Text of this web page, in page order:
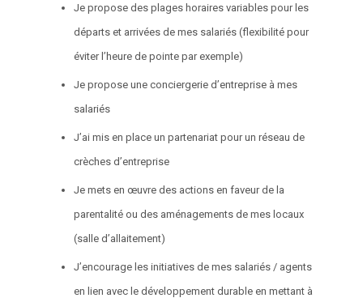
Je propose des plages horaires variables pour les
départs et arrivées de mes salariés (flexibilité pour
éviter l’heure de pointe par exemple)
Je propose une conciergerie d’entreprise à mes
salariés
J’ai mis en place un partenariat pour un réseau de
crèches d’entreprise
Je mets en œuvre des actions en faveur de la
parentalité ou des aménagements de mes locaux
(salle d’allaitement)
J’encourage les initiatives de mes salariés / agents
en lien avec le développement durable en mettant à